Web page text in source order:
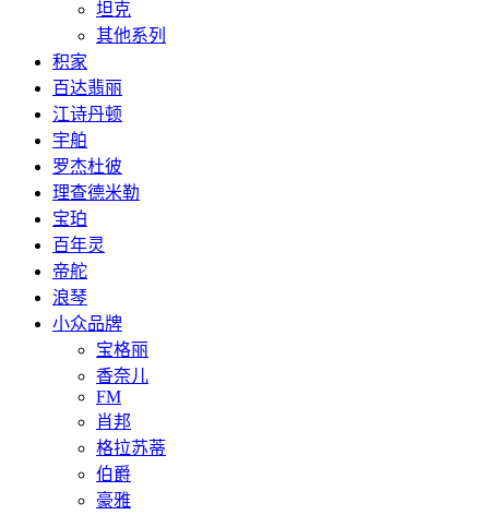
坦克
其他系列
积家
百达翡丽
江诗丹顿
宇舶
罗杰杜彼
理查德米勒
宝珀
百年灵
帝舵
浪琴
小众品牌
宝格丽
香奈儿
FM
肖邦
格拉苏蒂
伯爵
豪雅